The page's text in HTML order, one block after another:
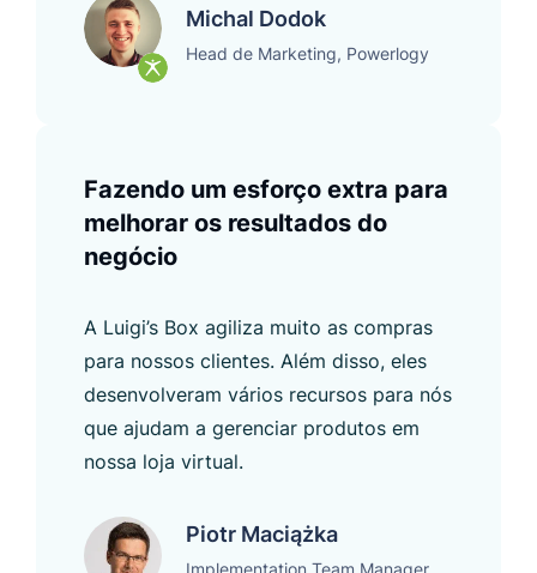
Michal Dodok
Head de Marketing, Powerlogy
Fazendo um esforço extra para
melhorar os resultados do
negócio
A Luigi’s Box agiliza muito as compras
para nossos clientes. Além disso, eles
desenvolveram vários recursos para nós
que ajudam a gerenciar produtos em
nossa loja virtual.
Piotr Maciążka
Implementation Team Manager,